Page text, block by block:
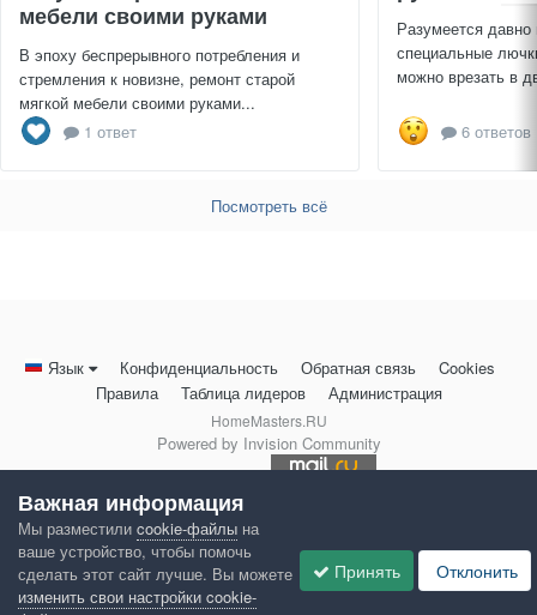
мебели своими руками
В эпоху беспрерывного потребления и
стремления к новизне, ремонт старой
мягкой мебели своими руками...
1 ответ
Разумеется
специальные
можно врезать в
6 ответов
Посмотреть всё
Язык Конфиденциальность Обратная связь
Cookies
Правила
Таблица лидеров Администрация
HomeMasters.RU
Powered by Invision Community
Важная информация
Мы разместили cookie-файлы на
ваше устройство, чтобы помочь
сделать этот сайт лучше. Вы можете
изменить свои настройки cookie-
Принять Отклонить